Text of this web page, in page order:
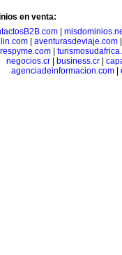
en venta:
aventurasdeviaje.com
|
negocios.cr| business.cr|
agenciadeinformacion.com